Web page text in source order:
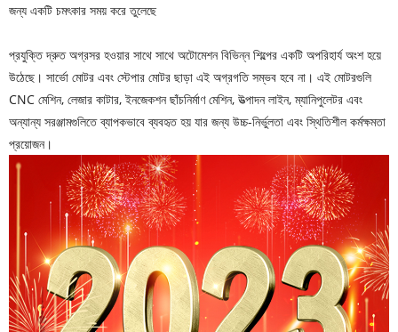
জন্য একটি চমৎকার সময় করে তুলেছে
প্রযুক্তি দ্রুত অগ্রসর হওয়ার সাথে সাথে অটোমেশন বিভিন্ন শিল্পের একটি অপরিহার্য অংশ হয়ে
উঠেছে। সার্ভো মোটর এবং স্টেপার মোটর ছাড়া এই অগ্রগতি সম্ভব হবে না। এই মোটরগুলি
CNC মেশিন, লেজার কাটার, ইনজেকশন ছাঁচনির্মাণ মেশিন, উত্পাদন লাইন, ম্যানিপুলেটর এবং
অন্যান্য সরঞ্জামগুলিতে ব্যাপকভাবে ব্যবহৃত হয় যার জন্য উচ্চ-নির্ভুলতা এবং স্থিতিশীল কর্মক্ষমতা
প্রয়োজন।